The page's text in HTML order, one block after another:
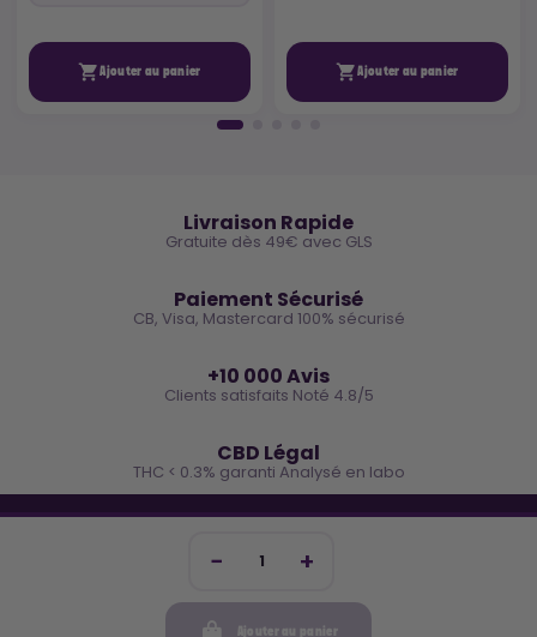
Ajouter au panier
Ajouter au panier Ajouter au panier
Livraison Rapide
Gratuite dès 49€ avec GLS
Paiement Sécurisé
CB, Visa, Mastercard 100% sécurisé
+10 000 Avis
Clients satisfaits Noté 4.8/5
CBD Légal
THC < 0.3% garanti Analysé en labo
Inscris-toi et reçois -10€ sur ta prochaine commande